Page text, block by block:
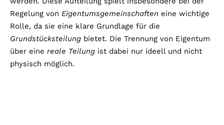
Regelung von Eigentumsgemeinschaften eine wichtige
Rolle, da sie eine klare Grundlage für die
Grundstücksteilung bietet. Die Trennung von Eigentum
über eine reale Teilung ist dabei nur ideell und nicht
physisch möglich.